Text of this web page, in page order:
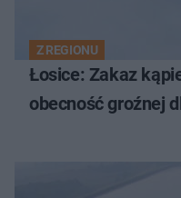
Z REGIONU
Łosice: Zakaz
obecność groźnej